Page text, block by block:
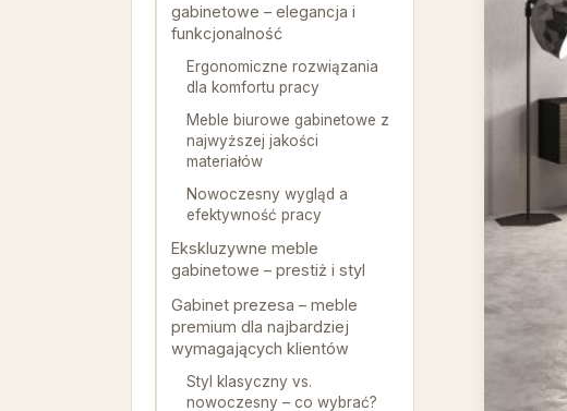
gabinetowe – elegancja i
funkcjonalność
Ergonomiczne rozwiązania
dla komfortu pracy
Meble biurowe gabinetowe z
najwyższej jakości
materiałów
Nowoczesny wygląd a
efektywność pracy
Ekskluzywne meble
gabinetowe – prestiż i styl
Gabinet prezesa – meble
premium dla najbardziej
wymagających klientów
Styl klasyczny vs.
nowoczesny – co wybrać?